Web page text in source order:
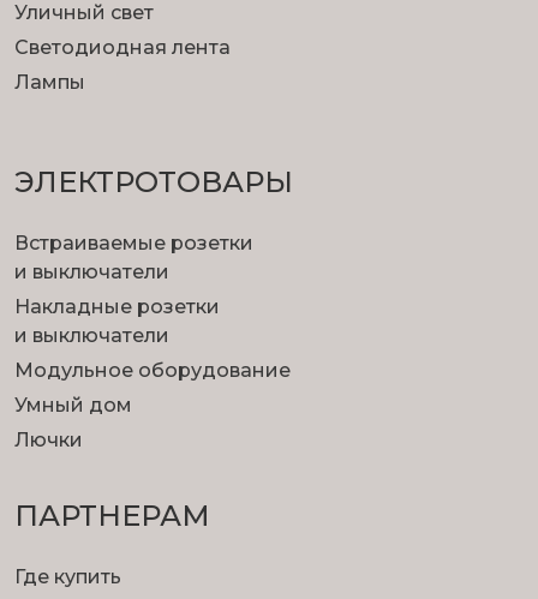
Уличный свет
Светодиодная лента
Лампы
ЭЛЕКТРОТОВАРЫ
Встраиваемые розетки
и выключатели
Накладные розетки
и выключатели
Модульное оборудование
Умный дом
Лючки
ПАРТНЕРАМ
Где купить